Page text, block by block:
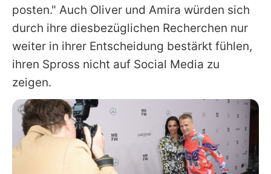
posten." Auch Oliver und Amira würden sich
durch ihre diesbezüglichen Recherchen nur
weiter in ihrer Entscheidung bestärkt fühlen,
ihren Spross nicht auf Social Media zu
zeigen.